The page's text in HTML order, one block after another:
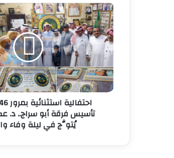
احتفالية
استثنائية
بمرور
46
عامًا
على
تأسيس
فرقة
أبو
يُتوَّج
تأسيس فرقة أبو سراج.. د.
يُتوَّج في ليلة وفاء